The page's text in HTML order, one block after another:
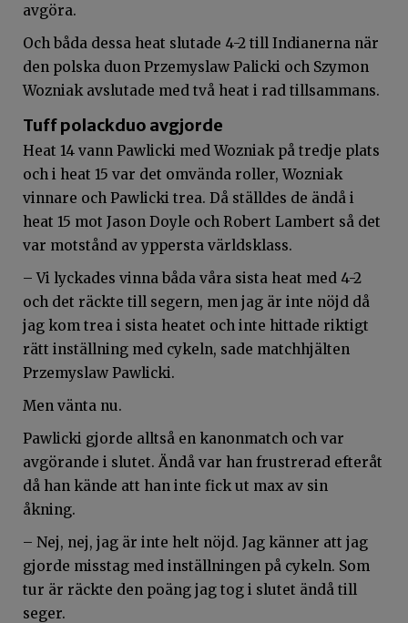
avgöra.
Och båda dessa heat slutade 4-2 till Indianerna när
den polska duon Przemyslaw Palicki och Szymon
Wozniak avslutade med två heat i rad tillsammans.
Tuff polackduo avgjorde
Heat 14 vann Pawlicki med Wozniak på tredje plats
och i heat 15 var det omvända roller, Wozniak
vinnare och Pawlicki trea. Då ställdes de ändå i
heat 15 mot Jason Doyle och Robert Lambert så det
var motstånd av yppersta världsklass.
– Vi lyckades vinna båda våra sista heat med 4-2
och det räckte till segern, men jag är inte nöjd då
jag kom trea i sista heatet och inte hittade riktigt
rätt inställning med cykeln, sade matchhjälten
Przemyslaw Pawlicki.
Men vänta nu.
Pawlicki gjorde alltså en kanonmatch och var
avgörande i slutet. Ändå var han frustrerad efteråt
då han kände att han inte fick ut max av sin
åkning.
– Nej, nej, jag är inte helt nöjd. Jag känner att jag
gjorde misstag med inställningen på cykeln. Som
tur är räckte den poäng jag tog i slutet ändå till
seger.